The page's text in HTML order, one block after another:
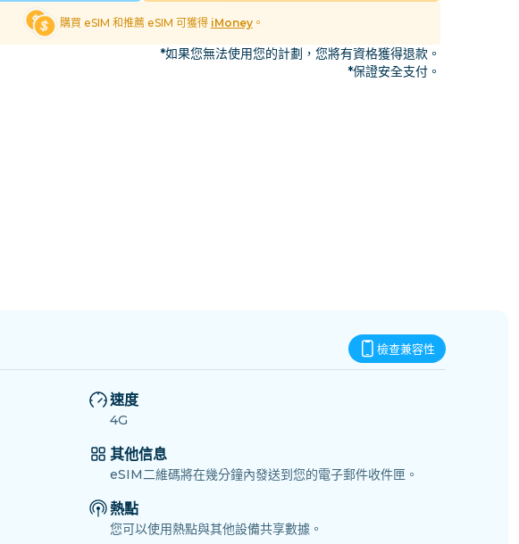
沙尼亞
探索所有目的地
購買 eSIM 和推薦 eSIM 可獲得 iMoney。
*如果您無法使用您的計劃，您將有資格獲得退款。
*保證安全支付。
檢查兼容性
速度
4G
其他信息
eSIM二維碼將在幾分鐘內發送到您的電子郵件收件匣。
熱點
您可以使用熱點與其他設備共享數據。